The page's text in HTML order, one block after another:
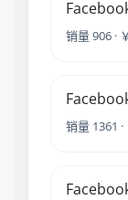
销量 906 ·
销量 1361 ·